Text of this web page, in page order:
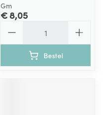
Gm
€ 8,05
Bestel